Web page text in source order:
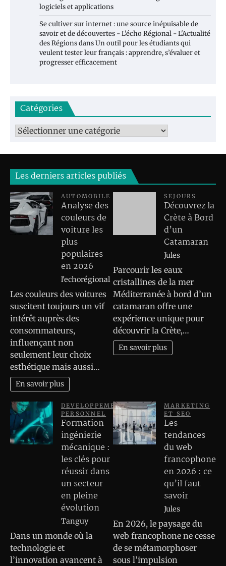
logiciels et applications
Se cultiver sur internet : une source inépuisable de
savoir et de découvertes - L'écho Régional - L'Actualité
des RégionsdansUn outil pour les étudiants qui
veulent tester leur français : apprendre, s’évaluer et
progresser efficacement
Catégories
Catégories
Les derniers articles publiés
AUTOMOBILE
Analyse des
couleurs de
voiture les
plus
populaires
en 2026
l'echorégional
Les couleurs des voitures
suscitent toujours un vif
intérêt auprès des
consommateurs,
influençant non
seulement leur choix
esthétique mais aussi…
En savoir plus
SEJOURS
Découvrez la
Crète à Bord
d’un
Catamaran
Jules
Parcourir les eaux
cristallines de la mer
Méditerranée à bord d’un
catamaran offre une
expérience unique pour
découvrir la Crète,…
En savoir plus
DEVELOPPEMENT
PERSONNEL
Formation
ingénierie
mécanique :
les clés pour
réussir dans
un secteur
en pleine
évolution
Tanguy
Dans un monde où la
technologie et
l’innovation avancent à
MARKETING
ET SEO
Les
tendances
du web
francophone
en 2026 : ce
qu’il faut
savoir
Jules
En 2026, le paysage du
web francophone ne cesse
de se métamorphoser
sous l’impulsion